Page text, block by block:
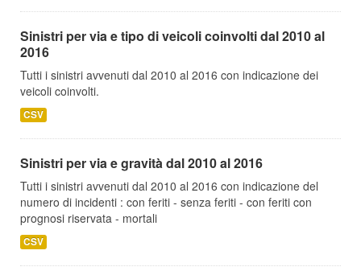
Sinistri per via e tipo di veicoli coinvolti dal 2010 al
2016
Tutti i sinistri avvenuti dal 2010 al 2016 con indicazione dei
veicoli coinvolti.
CSV
Sinistri per via e gravità dal 2010 al 2016
Tutti i sinistri avvenuti dal 2010 al 2016 con indicazione del
numero di incidenti : con feriti - senza feriti - con feriti con
prognosi riservata - mortali
CSV